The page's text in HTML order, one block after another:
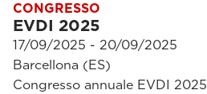
CONGRESSO
EVDI 2025
17/09/2025 - 20/09/2025
Barcellona (ES)
Congresso annuale EVDI 2025